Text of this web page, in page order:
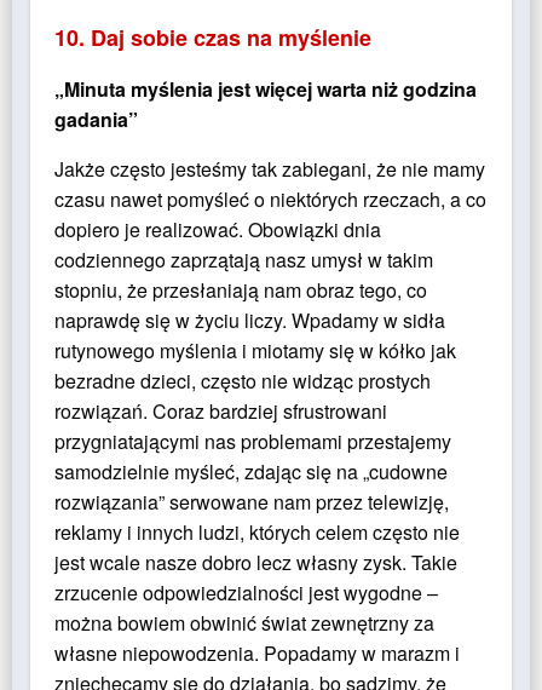
10. Daj sobie czas na myślenie
„Minuta myślenia jest więcej warta niż godzina
gadania”
Jakże często jesteśmy tak zabiegani, że nie mamy
czasu nawet pomyśleć o niektórych rzeczach, a co
dopiero je realizować. Obowiązki dnia
codziennego zaprzątają nasz umysł w takim
stopniu, że przesłaniają nam obraz tego, co
naprawdę się w życiu liczy. Wpadamy w sidła
rutynowego myślenia i miotamy się w kółko jak
bezradne dzieci, często nie widząc prostych
rozwiązań. Coraz bardziej sfrustrowani
przygniatającymi nas problemami przestajemy
samodzielnie myśleć, zdając się na „cudowne
rozwiązania” serwowane nam przez telewizję,
reklamy i innych ludzi, których celem często nie
jest wcale nasze dobro lecz własny zysk. Takie
zrzucenie odpowiedzialności jest wygodne –
można bowiem obwinić świat zewnętrzny za
własne niepowodzenia. Popadamy w marazm i
zniechęcamy się do działania, bo sądzimy, że